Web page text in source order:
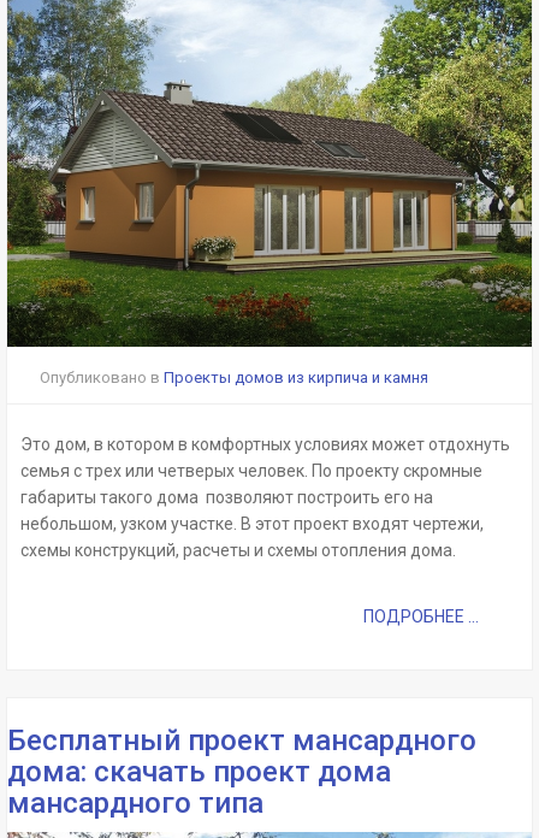
Опубликовано в Проекты домов из кирпича и камня
Это дом, в котором в комфортных условиях может отдохнуть
семья с трех или четверых человек. По проекту скромные
габариты такого дома позволяют построить его на
небольшом, узком участке. В этот проект входят чертежи,
схемы конструкций, расчеты и схемы отопления дома.
ПОДРОБНЕЕ ...
Бесплатный проект мансардного
дома: скачать проект дома
мансардного типа